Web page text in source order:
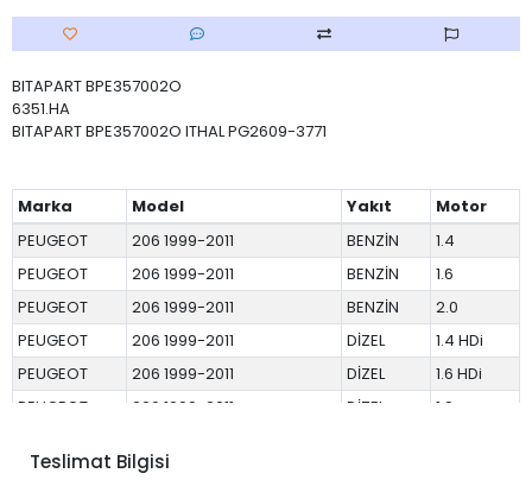
BITAPART BPE357002O
6351.HA
BITAPART BPE357002O ITHAL PG2609-3771
Marka Model Yakıt
Motor
PEUGEOT
206 1999-2011 BENZİN
1.4
PEUGEOT
206 1999-2011 BENZİN
1.6
PEUGEOT
206 1999-2011 BENZİN
2.0
PEUGEOT
206 1999-2011 DİZEL
1.4 HDi
PEUGEOT
206 1999-2011 DİZEL
1.6 HDi
PEUGEOT
206 1999-2011 DİZEL
1.9
PEUGEOT
206 Plus 2010-2012
Teslimat Bilgisi